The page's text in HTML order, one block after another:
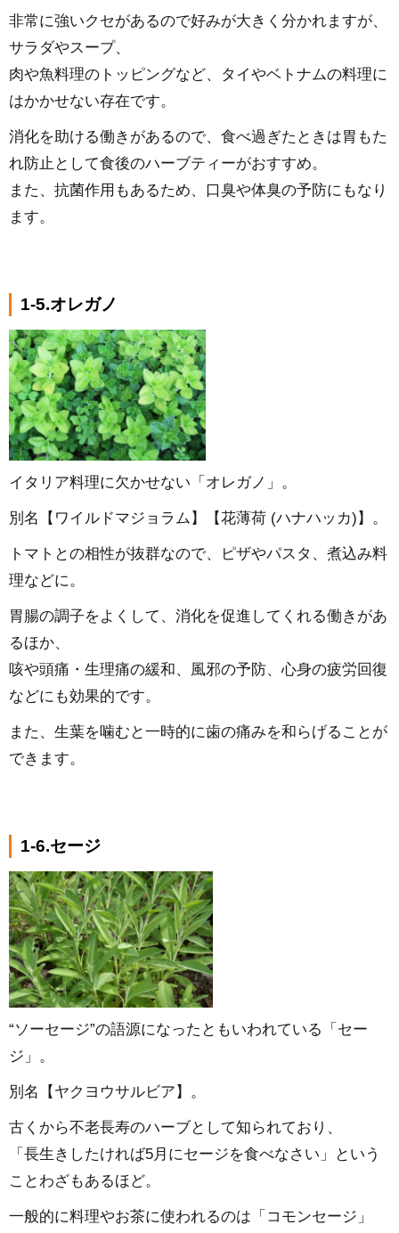
非常に強いクセがあるので好みが大きく分かれますが、
サラダやスープ、
肉や魚料理のトッピングなど、タイやベトナムの料理に
はかかせない存在です。
消化を助ける働きがあるので、食べ過ぎたときは胃もた
れ防止として食後のハーブティーがおすすめ。
また、抗菌作用もあるため、口臭や体臭の予防にもなり
ます。
1-5.オレガノ
イタリア料理に欠かせない「オレガノ」。
別名【ワイルドマジョラム】【花薄荷 (ハナハッカ)】。
トマトとの相性が抜群なので、ピザやパスタ、煮込み料
理などに。
胃腸の調子をよくして、消化を促進してくれる働きがあ
るほか、
咳や頭痛・生理痛の緩和、風邪の予防、心身の疲労回復
などにも効果的です。
また、生葉を噛むと一時的に歯の痛みを和らげることが
できます。
1-6.セージ
“ソーセージ”の語源になったともいわれている「セー
ジ」。
別名【ヤクヨウサルビア】。
古くから不老長寿のハーブとして知られており、
「長生きしたければ5月にセージを食べなさい」という
ことわざもあるほど。
一般的に料理やお茶に使われるのは「コモンセージ」